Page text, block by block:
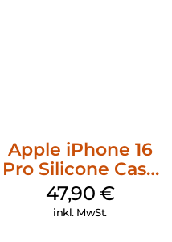
Apple iPhone 16
Pro Silicone Case
MagSafe Denim
47,90 €
inkl. MwSt.